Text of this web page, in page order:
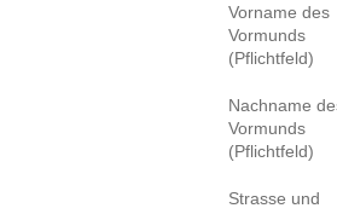
Vorname des
Vormunds
(Pflichtfeld)
Nachname
Vormunds
(Pflichtfeld)
Strasse und